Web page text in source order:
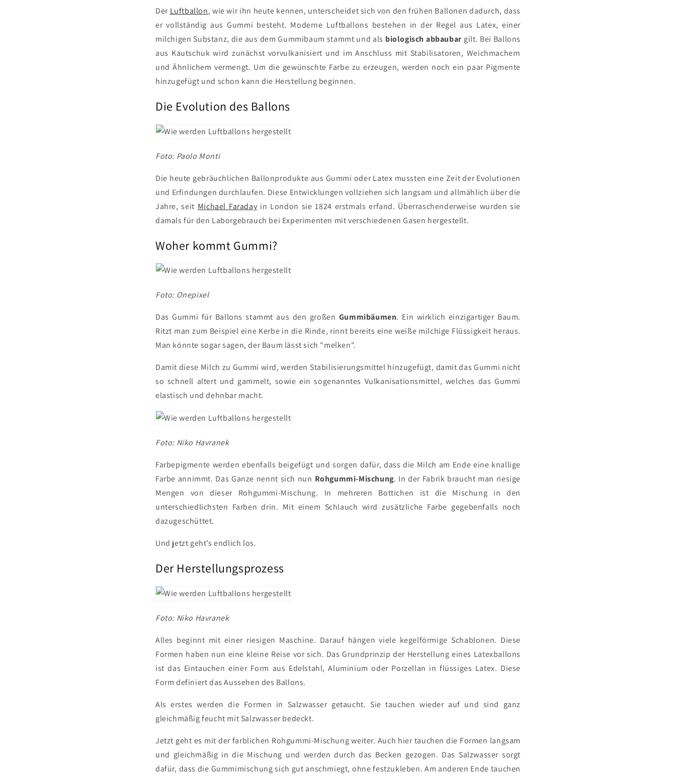
Der Luftballon, wie wir ihn heute kennen, unterscheidet sich von den frühen Ballonen dadurch, dass
er vollständig aus Gummi besteht. Moderne Luftballons bestehen in der Regel aus Latex, einer
milchigen Substanz, die aus dem Gummibaum stammt und als biologisch abbaubargilt. Bei Ballons
aus Kautschuk wird zunächst vorvulkanisiert und im Anschluss mit Stabilisatoren, Weichmachern
und Ähnlichem vermengt. Um die gewünschte Farbe zu erzeugen, werden noch ein paar Pigmente
hinzugefügt und schon kann die Herstellung beginnen.
Die Evolution des Ballons
Foto: Paolo Monti
Die heute gebräuchlichen Ballonprodukte aus Gummi oder Latex mussten eine Zeit der Evolutionen
und Erfindungen durchlaufen. Diese Entwicklungen vollziehen sich langsam und allmählich über die
Jahre, seit Michael Faraday in London sie 1824 erstmals erfand. Überraschenderweise wurden sie
damals für den Laborgebrauch bei Experimenten mit verschiedenen Gasen hergestellt.
Woher kommt Gummi?
Foto: Onepixel
Das Gummi für Ballons stammt aus den großen Gummibäumen. Ein wirklich einzigartiger Baum.
Ritzt man zum Beispiel eine Kerbe in die Rinde, rinnt bereits eine weiße milchige Flüssigkeit heraus.
Man könnte sogar sagen, der Baum lässt sich "melken".
Damit diese Milch zu Gummi wird, werden Stabilisierungsmittel hinzugefügt, damit das Gummi nicht
so schnell altert und gammelt, sowie ein sogenanntes Vulkanisationsmittel, welches das Gummi
elastisch und dehnbar macht.
Foto: Niko Havranek
Farbepigmente werden ebenfalls beigefügt und sorgen dafür, dass die Milch am Ende eine knallige
Farbe annimmt. Das Ganze nennt sich nun Rohgummi-Mischung. In der Fabrik braucht man riesige
Mengen von dieser Rohgummi-Mischung. In mehreren Bottichen ist die Mischung in den
unterschiedlichsten Farben drin. Mit einem Schlauch wird zusätzliche Farbe gegebenfalls noch
dazugeschüttet.
Und jetzt geht’s endlich los.
Der Herstellungsprozess
Foto: Niko Havranek
Alles beginnt mit einer riesigen Maschine. Darauf hängen viele kegelförmige Schablonen. Diese
Formen haben nun eine kleine Reise vor sich. Das Grundprinzip der Herstellung eines Latexballons
ist das Eintauchen einer Form aus Edelstahl, Aluminium oder Porzellan in flüssiges Latex. Diese
Form definiert das Aussehen des Ballons.
Als erstes werden die Formen in Salzwasser getaucht. Sie tauchen wieder auf und sind ganz
gleichmäßig feucht mit Salzwasser bedeckt.
Jetzt geht es mit der farblichen Rohgummi-Mischung weiter. Auch hier tauchen die Formen langsam
und gleichmäßig in die Mischung und werden durch das Becken gezogen. Das Salzwasser sorgt
dafür, dass die Gummimischung sich gut anschmiegt, ohne festzukleben. Am anderen Ende tauchen